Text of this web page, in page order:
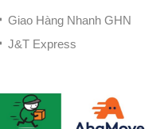
Giao Hàng Nhanh GHN
J&T Express